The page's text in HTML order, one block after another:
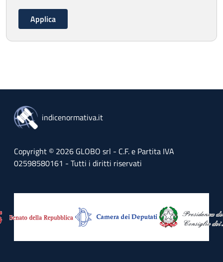
indicenormativa.it
Copyright © 2026 GLOBO srl - C.F. e Partita IVA
02598580161 - Tutti i diritti riservati